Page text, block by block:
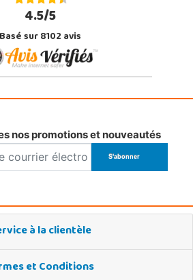
4.5/5
Basé sur 8102 avis
nos promotions et nouveautés
à la clientèle
et Conditions